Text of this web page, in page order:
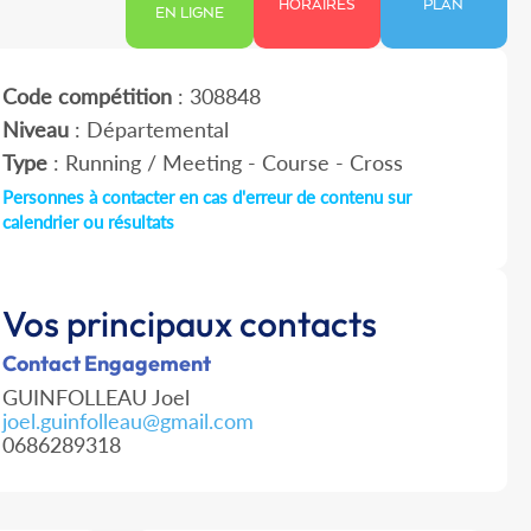
EN LIGNE
HORAIRES PLAN
Code compétition: 308848
Niveau: Départemental
Type: Running / Meeting - Course - Cross
Personnes à contacter en cas d'erreur de contenu sur
calendrier ou résultats
Vos principaux contacts
Contact Engagement
GUINFOLLEAU Joel
joel.guinfolleau@gmail.com
0686289318